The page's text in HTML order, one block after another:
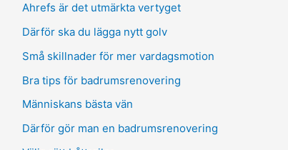
Ahrefs är det utmärkta vertyget
Därför ska du lägga nytt golv
Små skillnader för mer vardagsmotion
Bra tips för badrumsrenovering
Människans bästa vän
Därför gör man en badrumsrenovering